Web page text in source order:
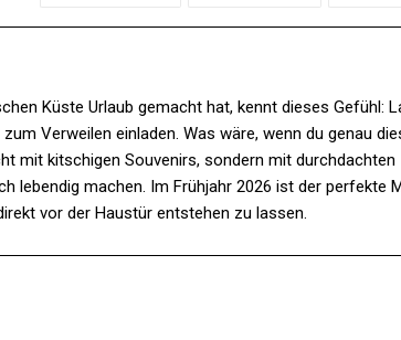
Küste Urlaub gemacht hat, kennt dieses Gefühl:
Verweilen einladen. Was wäre, wenn du genau
mit kitschigen Souvenirs, sondern mit durchdachten
lebendig machen. Im Frühjahr 2026 ist der perfekte
vor der Haustür entstehen zu lassen.